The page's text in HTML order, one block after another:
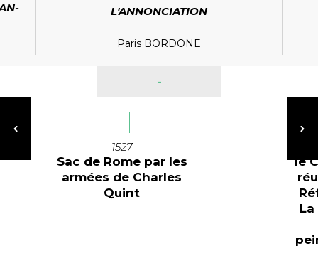
L'ANNONCIATION
Paris BORDONE
-
1527
Sac de Rome par les
armées de Charles
Quint
le